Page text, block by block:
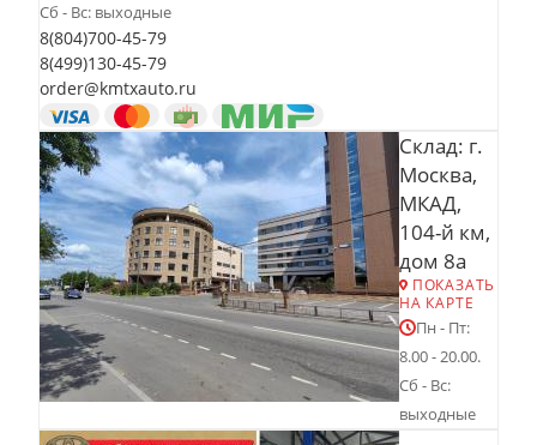
Сб - Вс: выходные
8(804)700-45-79
8(499)130-45-79
order@kmtxauto.ru
Склад: г.
Москва,
МКАД,
104-й км,
дом 8а
ПОКАЗАТЬ
НА КАРТЕ
Пн - Пт:
8.00 - 20.00.
Сб - Вс:
выходные